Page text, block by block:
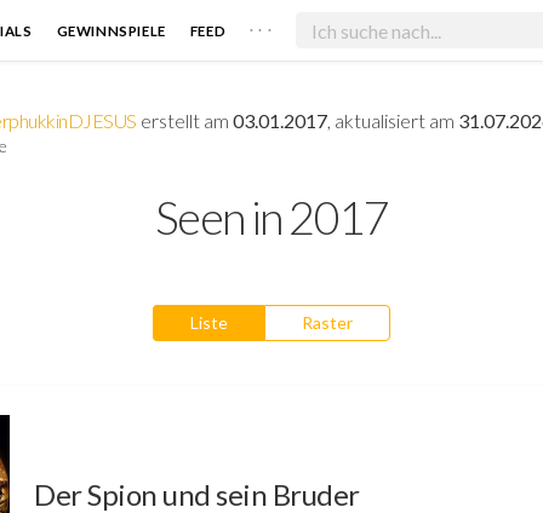
GEWINNSPIELE FEED . . .
erstellt am 03.01.2017, aktualisiert am
Seen in 2017
Liste Raster
Der Spion und sein Bruder